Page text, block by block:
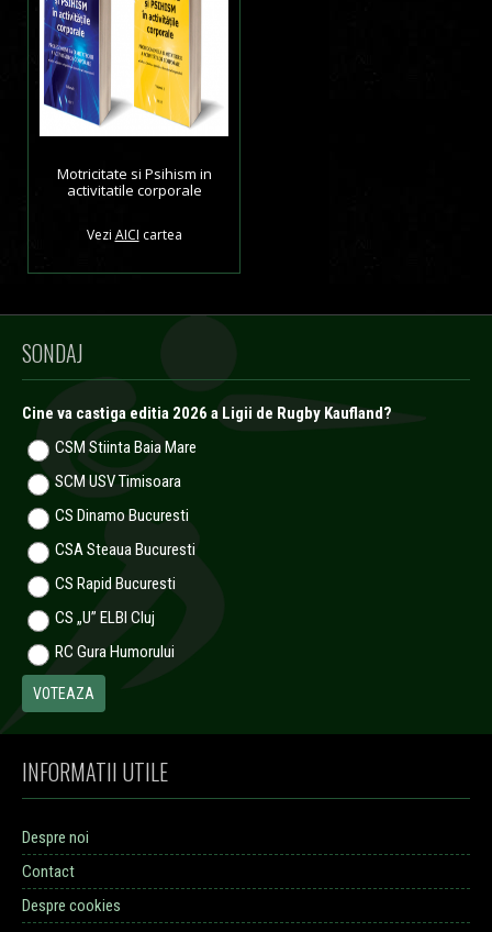
Motricitate si Psihism in
activitatile corporale
Vezi AICI cartea
SONDAJ
Cine va castiga editia 2026 a Ligii de Rugby Kaufland?
CSM Stiinta Baia Mare
SCM USV Timisoara
CS Dinamo Bucuresti
CSA Steaua Bucuresti
CS Rapid Bucuresti
CS „U” ELBI Cluj
RC Gura Humorului
INFORMATII UTILE
Despre noi
Contact
Despre cookies